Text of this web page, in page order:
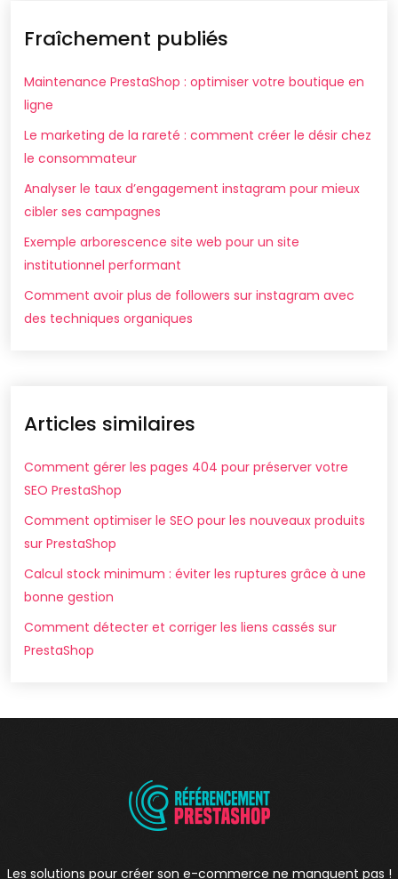
Fraîchement publiés
Maintenance PrestaShop : optimiser votre boutique en
ligne
Le marketing de la rareté : comment créer le désir chez
le consommateur
Analyser le taux d’engagement instagram pour mieux
cibler ses campagnes
Exemple arborescence site web pour un site
institutionnel performant
Comment avoir plus de followers sur instagram avec
des techniques organiques
Articles similaires
Comment gérer les pages 404 pour préserver votre
SEO PrestaShop
Comment optimiser le SEO pour les nouveaux produits
sur PrestaShop
Calcul stock minimum : éviter les ruptures grâce à une
bonne gestion
Comment détecter et corriger les liens cassés sur
PrestaShop
Les solutions pour créer son e-commerce ne manquent pas !